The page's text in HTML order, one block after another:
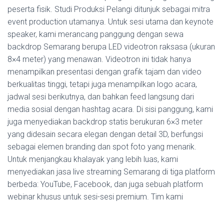
peserta fisik. Studi Produksi Pelangi ditunjuk sebagai mitra
event production utamanya. Untuk sesi utama dan keynote
speaker, kami merancang panggung dengan sewa
backdrop Semarang berupa LED videotron raksasa (ukuran
8×4 meter) yang menawan. Videotron ini tidak hanya
menampilkan presentasi dengan grafik tajam dan video
berkualitas tinggi, tetapi juga menampilkan logo acara,
jadwal sesi berikutnya, dan bahkan feed langsung dari
media sosial dengan hashtag acara. Di sisi panggung, kami
juga menyediakan backdrop statis berukuran 6×3 meter
yang didesain secara elegan dengan detail 3D, berfungsi
sebagai elemen branding dan spot foto yang menarik.
Untuk menjangkau khalayak yang lebih luas, kami
menyediakan jasa live streaming Semarang di tiga platform
berbeda: YouTube, Facebook, dan juga sebuah platform
webinar khusus untuk sesi-sesi premium. Tim kami